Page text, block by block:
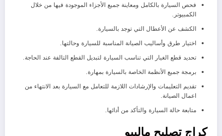
فحص السيارة بالكامل ومعاينة جميع الأجزاء الموجودة فيها من خلال
الكمبيوتر.
الكشف عن الأعطال التي توجد بالسيارة.
اختيار طرق وأساليب الصيانة المناسبة للسيارة وحالتها.
تحديد قطع الغيار التي تناسب السيارة لتبديل القطع التالفة عند الحاجة.
برمجة جميع الأنظمة الخاصة بالسيارة بمهارة.
تقديم التعليمات والإرشادات اللازمة للتعامل مع السيارة بعد الانتهاء من
اعمال الصيانة.
متابعة حالة السيارة والتأكد من أدائها.
كراج تصليح ماليبو